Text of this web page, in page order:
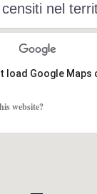
nel
load Google
website?